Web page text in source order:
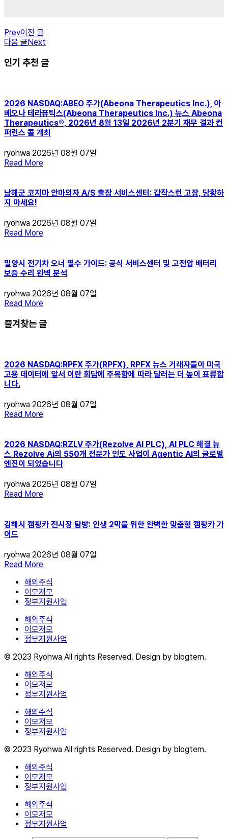
Prev이전 글
다음 글Next
인기 추천 글
2026 NASDAQ:ABEO 주가(Abeona Therapeutics Inc.), 아
베오나 테라퓨틱스(Abeona Therapeutics Inc.) 뉴스 Abeona
Therapeutics®, 2026년 8월 13일 2026년 2분기 재무 결과 컨
퍼런스 콜 개최
ryohwa 2026년 08월 07일
Read More
남해군 코지마 안마의자 A/S 출장 서비스센터: 갑작스런 고장, 당황하
지 마세요!
ryohwa 2026년 08월 07일
Read More
밀양시 전기차 오너 필수 가이드: 공식 서비스센터 및 고전압 배터리
보증 수리 완벽 분석
ryohwa 2026년 08월 07일
Read More
즐겨찾는 글
2026 NASDAQ:RPFX 주가(RPFX), RPFX 뉴스 거래자들이 미국
고용 데이터에 앞서 이란 회담에 주목함에 따라 달러는 더 높이 표류합
니다.
ryohwa 2026년 08월 07일
Read More
2026 NASDAQ:RZLV 주가(Rezolve AI PLC), AI PLC 해결 뉴
스 Rezolve Ai의 550개 전문가 인도 사업이 Agentic AI의 글로벌
엔진이 되었습니다
ryohwa 2026년 08월 07일
Read More
김해시 캠핑카 전시장 탐방: 인생 2막을 위한 완벽한 맞춤형 캠핑카 가
이드
ryohwa 2026년 08월 07일
Read More
해외주식
이모저모
정부지원사업
해외주식
이모저모
정부지원사업
© 2023 Ryohwa All rights Reserved. Design by blogtem.
해외주식
이모저모
정부지원사업
해외주식
이모저모
정부지원사업
© 2023 Ryohwa All rights Reserved. Design by blogtem.
해외주식
이모저모
정부지원사업
해외주식
이모저모
정부지원사업